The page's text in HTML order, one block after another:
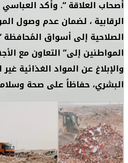
أصحاب العلاقة “. وأكد العباسي
الرقابية ، لضمان عدم وصول
الصلاحية إلى أسواق المُحافظة
المواطنين إلى” التعاون مع
والإبلاغ عن المواد الغذائية
البشري، حفاظاً على صحة